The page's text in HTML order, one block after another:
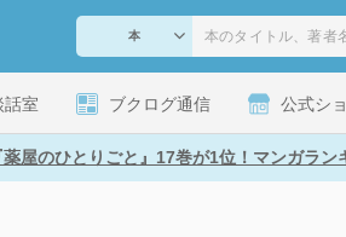
話室 ブクログ通信 公式シ
屋のひとりごと』17巻が1位！マンガラン